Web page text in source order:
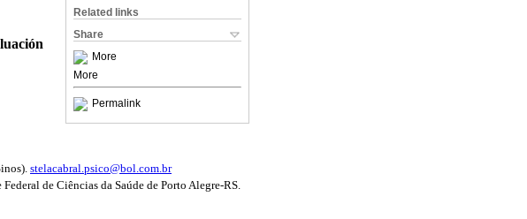
Related links
Share
More
More
Permalink
stelacabral.psico@bol.com.br
de Ciências da Saúde de Porto Alegre-RS.